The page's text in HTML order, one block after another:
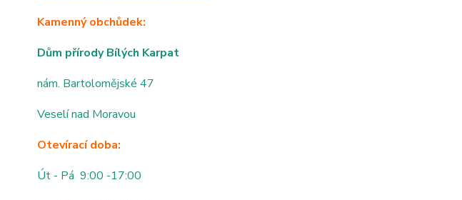
Kamenný obchůdek:
Dům přírody Bílých Karpat
nám. Bartolomějské 47
Veselí nad Moravou
Otevírací doba:
Út - Pá 9:00 -17:00